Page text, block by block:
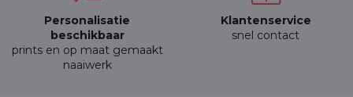
Personalisatie
beschikbaar
prints en op maat gemaakt
naaiwerk
Klantenservice
snel contact